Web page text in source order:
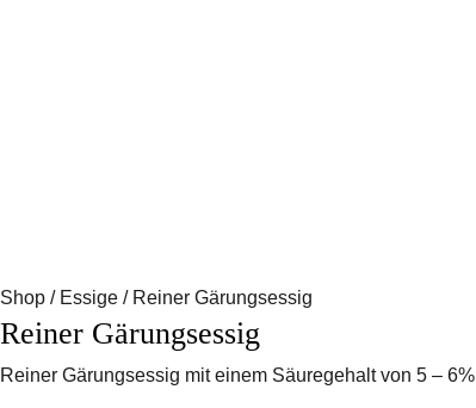
Shop / Essige / Reiner Gärungsessig
Reiner Gärungsessig
Reiner Gärungsessig mit einem Säuregehalt von 5 – 6%